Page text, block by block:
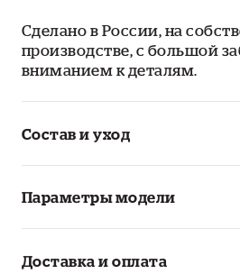
Сделано в России, на
производстве, с большой
вниманием к деталям.
Состав и уход
Параметры модели
Доставка и оплата